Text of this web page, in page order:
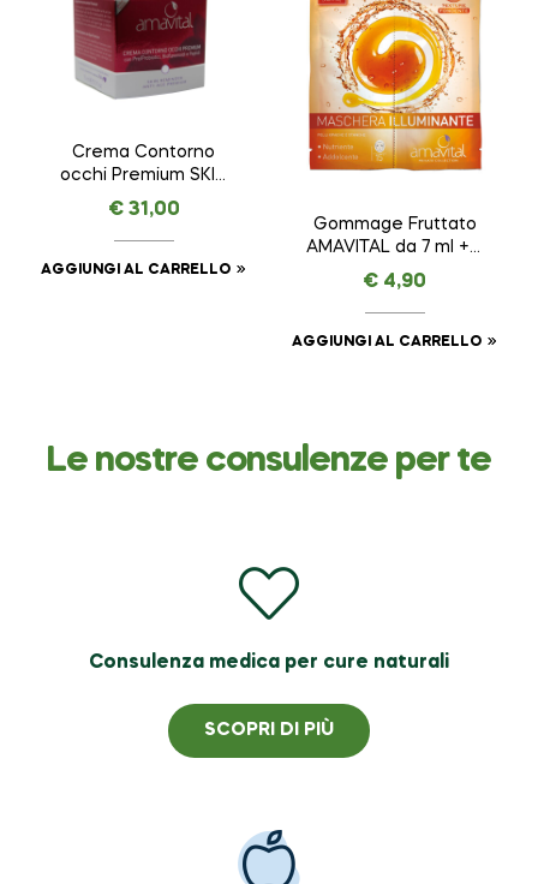
Crema Contorno
occhi Premium SKIN
REMINDER ANTI AGE
PREMIUM – AMAVITAL
da 15 ml
€31,00
AGGIUNGI AL CARRELLO
Gommage Fruttato
AMAVITAL da 7 ml + 7
ml
€ 4,90
AGGIUNGI AL CARRELLO
Le nostre consulenze per te
Consulenza medica per cure naturali
SCOPRI DI PIÙ